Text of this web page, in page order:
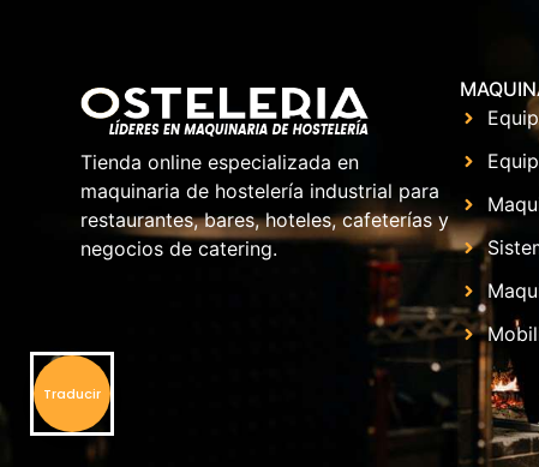
Tienda online especializada en
maquinaria de hostelería industrial para
restaurantes, bares, hoteles, cafeterías y
negocios de catering.
Traducir